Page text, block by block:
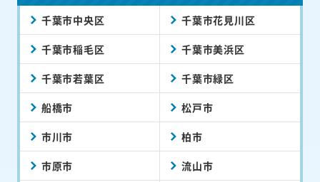
千葉市中央区 千葉市花見川区
千葉市稲毛区 千葉市美浜区
千葉市若葉区 千葉市緑区
船橋市 松戸市
市川市 柏市
市原市 流山市